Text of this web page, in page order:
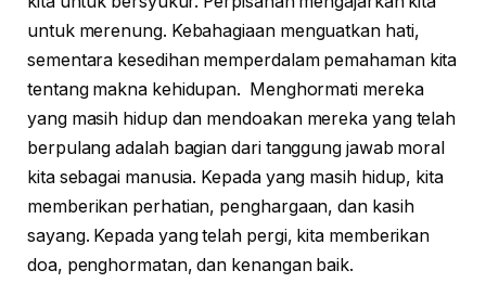
untuk merenung. Kebahagiaan menguatkan hati,
sementara kesedihan memperdalam pemahaman kita
tentang makna kehidupan. Menghormati mereka
yang masih hidup dan mendoakan mereka yang telah
berpulang adalah bagian dari tanggung jawab moral
kita sebagai manusia. Kepada yang masih hidup, kita
memberikan perhatian, penghargaan, dan kasih
sayang. Kepada yang telah pergi, kita memberikan
doa, penghormatan, dan kenangan baik.